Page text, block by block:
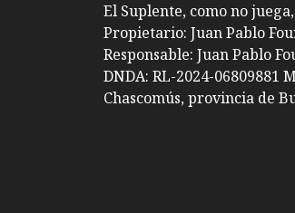
El Suplente, como no
Propietario: Juan Pablo
Responsable: Juan Pablo
DNDA: RL-2024-06809881
Chascomús, provincia de